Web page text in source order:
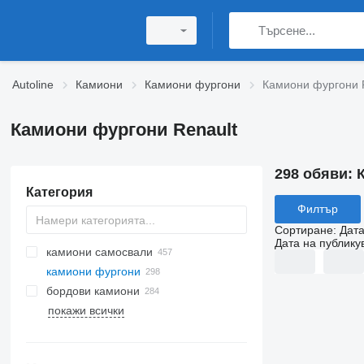
Autoline Камиони Камиони фургони Камиони фургони
Камиони фургони Renault
Категория
камиони самосвали
камиони фургони
бордови камиони
покажи всички
298 обяви:
Филтър
Сортиране:
Дата на